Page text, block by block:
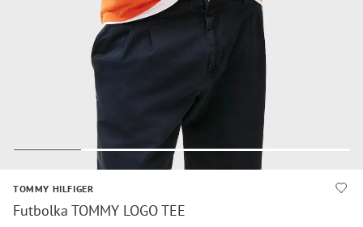
TOMMY HILFIGER
Futbolka TOMMY LOGO TEE